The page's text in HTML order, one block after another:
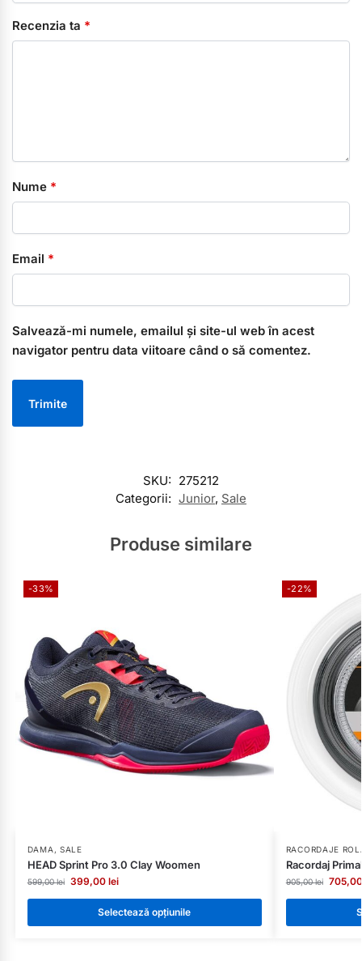
Recenzia ta *
Nume *
Email *
Salvează-mi numele, emailul și site-ul web în acest
navigator pentru data viitoare când o să comentez.
SKU: 275212
Categorii: Junior, Sale
Produse similare
-33%
DAMA , SALE
HEAD Sprint Pro 3.0 Clay Woomen
599,00lei 399,00 lei
Selectează opțiunile
-22%
RACORDAJE
Racordaj
905,00lei